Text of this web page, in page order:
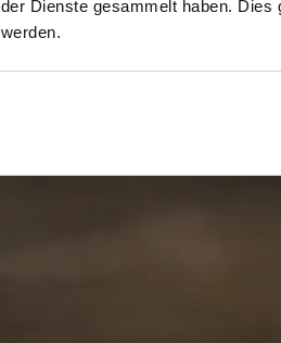
der Dienste gesammelt haben. Dies
werden.